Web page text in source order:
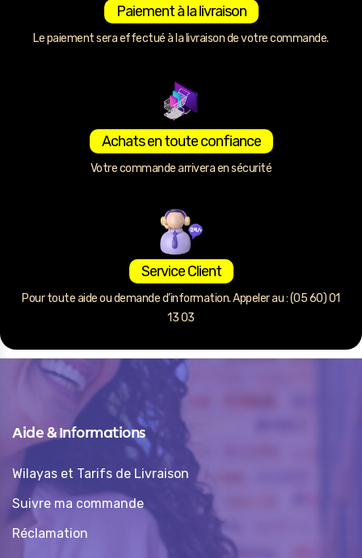
Paiement à la livraison
Le paiement sera effectué à la livraison de votre commande.
Achats en toute confiance
Votre commande arrivera en sécurité
Service Client
Pour toute aide ou demande d’information. Appeler au : (05 60) 01
13 03
Aide & Informations
Wilayas et Tarifs de Livraison
Suivre ma commande
Réclamation